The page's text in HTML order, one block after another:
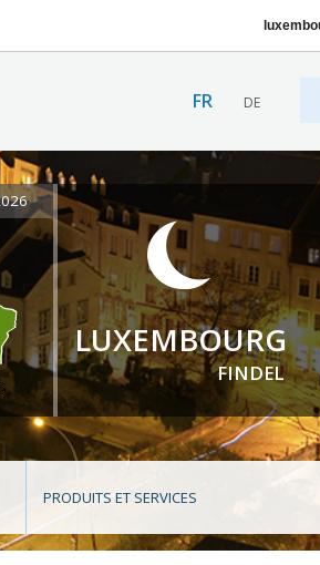
FR DE
LUXEMBOURG
FINDEL
PRODUITS ET SERVICES